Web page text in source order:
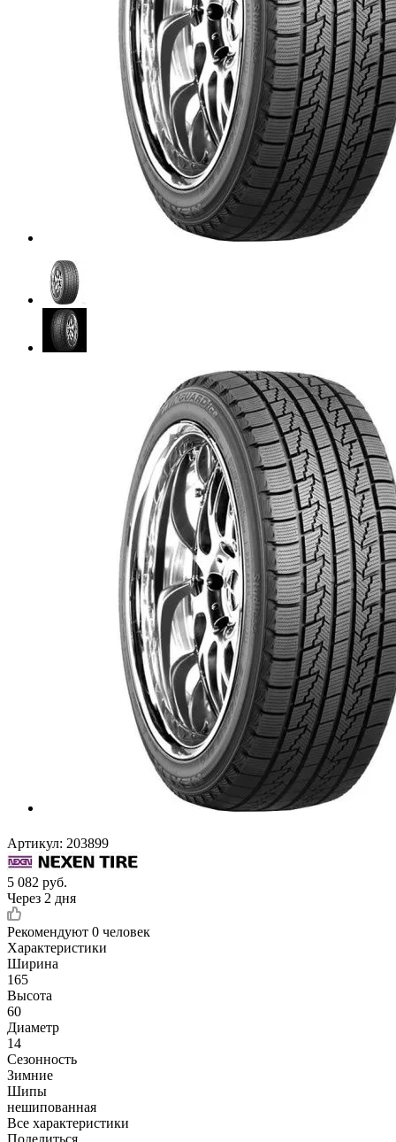
Артикул: 203899
5 082 руб.
Через 2 дня
Рекомендуют 0 человек
Характеристики
Ширина
165
Высота
60
Диаметр
14
Сезонность
Зимние
Шипы
нешипованная
Все характеристики
Поделиться